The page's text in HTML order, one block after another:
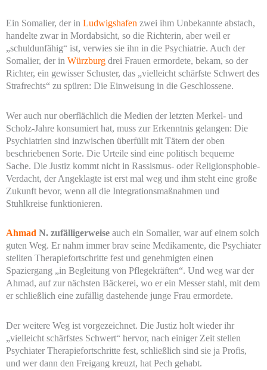
Ein Somalier, der in Ludwigshafen zwei ihm Unbekannte abstach,
handelte zwar in Mordabsicht, so die Richterin, aber weil er
„schuldunfähig“ ist, verwies sie ihn in die Psychiatrie. Auch der
Somalier, der in Würzburg drei Frauen ermordete, bekam, so der
Richter, ein gewisser Schuster, das „vielleicht schärfste Schwert des
Strafrechts“ zu spüren: Die Einweisung in die Geschlossene.
Wer auch nur oberflächlich die Medien der letzten Merkel- und
Scholz-Jahre konsumiert hat, muss zur Erkenntnis gelangen: Die
Psychiatrien sind inzwischen überfüllt mit Tätern der oben
beschriebenen Sorte. Die Urteile sind eine politisch bequeme
Sache. Die Justiz kommt nicht in Rassismus- oder Religionsphobie-
Verdacht, der Angeklagte ist erst mal weg und ihm steht eine große
Zukunft bevor, wenn all die Integrationsmaßnahmen und
Stuhlkreise funktionieren.
Ahmad N. zufälligerweise auch ein Somalier, war auf einem solch
guten Weg. Er nahm immer brav seine Medikamente, die Psychiater
stellten Therapiefortschritte fest und genehmigten einen
Spaziergang „in Begleitung von Pflegekräften“. Und weg war der
Ahmad, auf zur nächsten Bäckerei, wo er ein Messer stahl, mit dem
er schließlich eine zufällig dastehende junge Frau ermordete.
Der weitere Weg ist vorgezeichnet. Die Justiz holt wieder ihr
„vielleicht schärfstes Schwert“ hervor, nach einiger Zeit stellen
Psychiater Therapiefortschritte fest, schließlich sind sie ja Profis,
und wer dann den Freigang kreuzt, hat Pech gehabt.